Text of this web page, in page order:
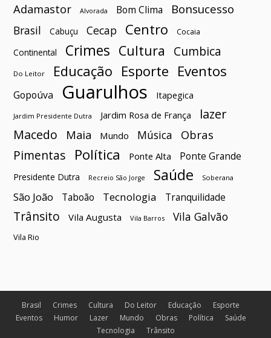
Adamastor Alvorada Bom Clima Bonsucesso
Brasil Cabuçu Cecap Centro Cocaia
Continental Crimes Cultura Cumbica
Do Leitor Educação Esporte Eventos
Gopoúva Guarulhos Itapegica
Jardim Presidente Dutra Jardim Rosa de França
lazer
Macedo
Maia Mundo Música Obras
Pimentas Política Ponte Alta Ponte Grande
Presidente Dutra Recreio São Jorge Saúde Soberana
São João Taboão Tecnologia Tranquilidade
Trânsito Vila Augusta Vila Barros Vila Galvão
Vila Rio
Brasil Crimes Cultura Do Leitor Educação
Esporte
Eventos
Humor Lazer Mundo Obras Política
Saúde
Tecnologia
Trânsito